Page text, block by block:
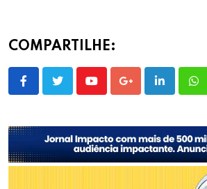
COMPARTILHE:
YoutubeGoogle+LinkedIn